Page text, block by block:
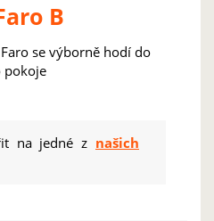
B
se výborně hodí do
pokoje
na jedné z našich